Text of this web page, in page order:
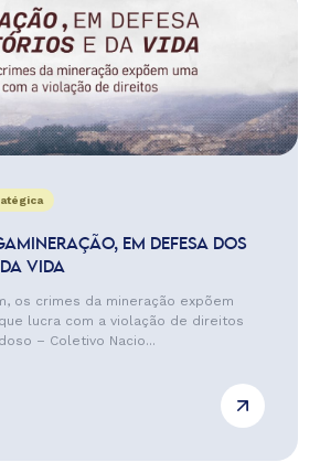
EM DEFESA DOS
DA VIDA
os crimes da mineração expõem
lucra com a violação de direitos
– Coletivo Nacio...